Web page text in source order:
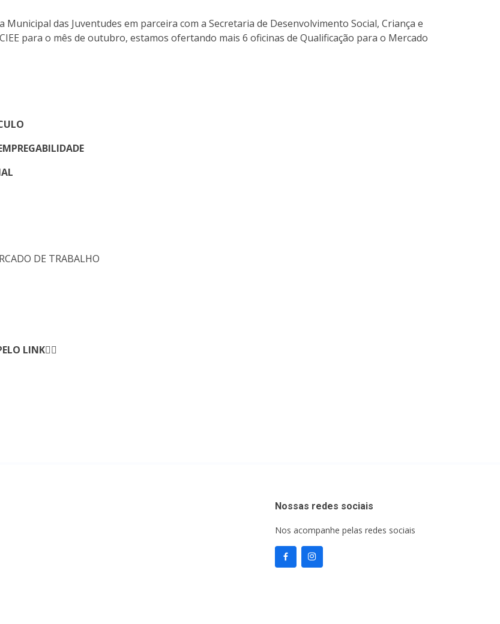
das Juventudes em parceira com a Secretaria de Desenvolvimento Social, Criança e
para o mês de outubro, estamos ofertando mais 6 oficinas de Qualificação para o Mercado
DE TRABALHO
LINK👇🏾
Nossas redes sociais
Nos acompanhe pelas redes sociais